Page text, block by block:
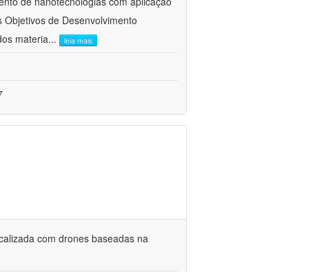
de Desenvolvimento
materia... leia mais
com drones baseadas na